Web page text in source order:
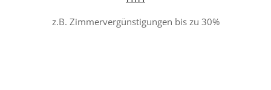
z.B. Zimmervergünstigungen bis zu 30%